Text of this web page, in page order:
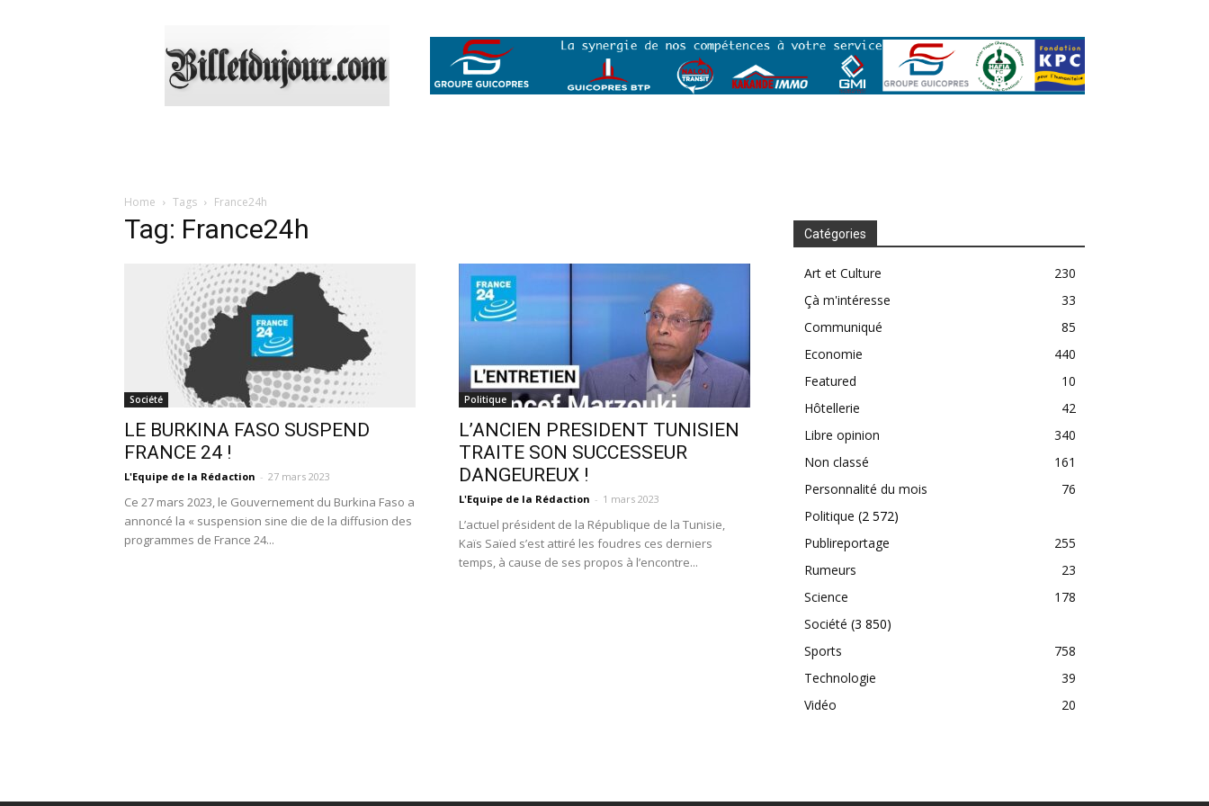
Home Tags France24h
Tag: France24h
Société
LE BURKINA FASO SUSPEND
FRANCE 24 !
L'Equipe de la Rédaction - 27 mars 2023
Ce 27 mars 2023, le Gouvernement du Burkina Faso a
annoncé la « suspension sine die de la diffusion des
programmes de France 24...
Politique
L’ANCIEN PRESIDENT TUNISIEN
TRAITE SON SUCCESSEUR
DANGEUREUX !
L'Equipe de la Rédaction - 1 mars 2023
L’actuel président de la République de la Tunisie,
Kaïs Saïed s’est attiré les foudres ces derniers
temps, à cause de ses propos à l’encontre...
Catégories
Art et Culture
230
Çà m'intéresse
33
Communiqué
85
Economie
440
Featured
10
Hôtellerie
42
Libre opinion
340
Non classé
161
Personnalité du mois
76
Politique (2 572)
Publireportage
255
Rumeurs
23
Science
178
Société (3 850)
Sports
758
Technologie
39
Vidéo
20